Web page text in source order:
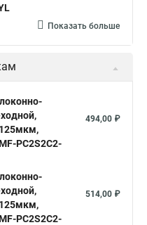
Показать больше
PC2S2C2-
494,00 ₽
PC2S2C2-
514,00 ₽